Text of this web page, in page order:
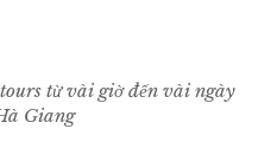
từ vài giờ đến vài ngày
Giang